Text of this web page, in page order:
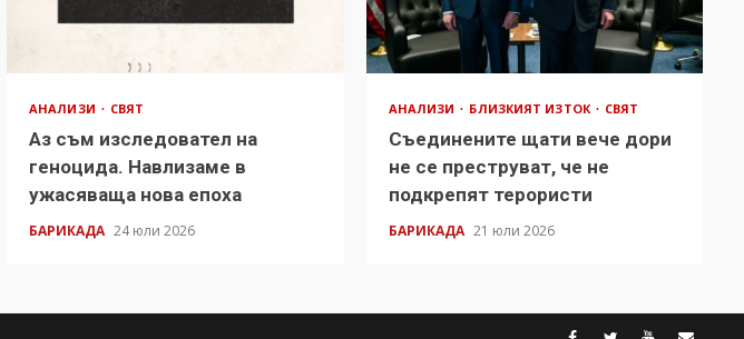
АНАЛИЗИ СВЯТ
Аз съм изследовател на
геноцида. Навлизаме в
ужасяваща нова епоха
БАРИКАДА 24 юли 2026
АНАЛИЗИ БЛИЗКИЯТ ИЗТОК СВЯТ
Съединените щати вече дори
не се преструват, че не
подкрепят терористи
БАРИКАДА 21 юли 2026